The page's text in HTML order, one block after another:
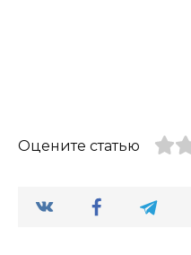
Оцените статью